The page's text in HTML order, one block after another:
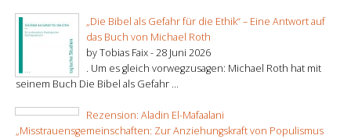
„Die Bibel als Gefahr für die Ethik“ – Eine Antwort auf
das Buch von Michael Roth
by Tobias Faix -28 Juni 2026
. Um es gleich vorwegzusagen: Michael Roth hat mit
seinem Buch Die Bibel als Gefahr ...
Rezension: Aladin El-Mafaalani
„Misstrauensgemeinschaften: Zur Anziehungskraft von Populismus